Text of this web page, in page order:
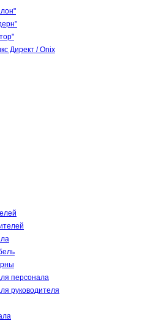
Директ / Onix
персонала
руководителя